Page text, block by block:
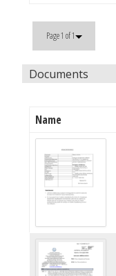
Page 1 of 1
Documents
Name